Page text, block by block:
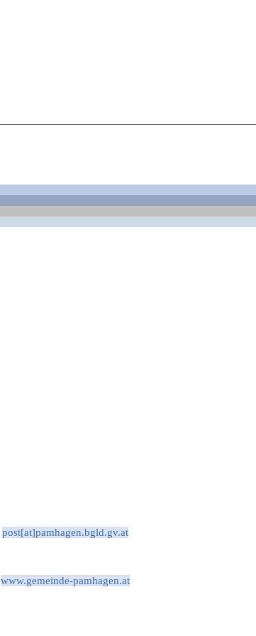
post[at]pamhagen.bgld.gv.at
www.gemeinde-pamhagen.at